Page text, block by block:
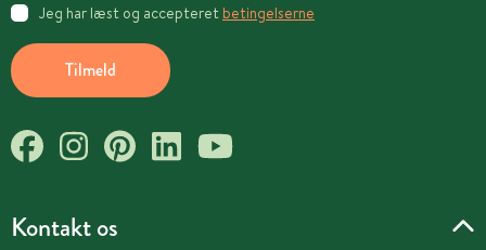
Kontakt os
Tilmeld
Jeg har læst og accepteret betingelserne